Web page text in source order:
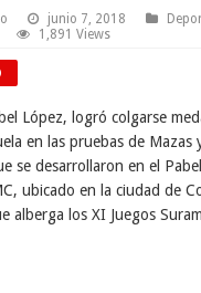
junio 7, 2018
1,891 Views
López, logró colgarse
en las pruebas de Mazas
se desarrollaron en el
ubicado en la ciudad de
alberga los XI Juegos